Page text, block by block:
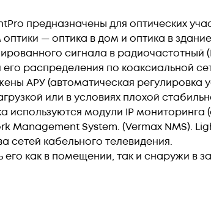
предназначены для оптических
— оптика в дом и оптика в здание
сигнала в радиочастотный
распределения по коаксиальной
АРУ (автоматическая регулировка
или в условиях плохой
используются модули IP
Management System. (Vermax NMS).
сетей кабельного телевидения.
его как в помещении, так и снаружи в